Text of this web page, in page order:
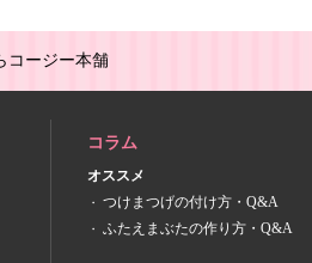
コージー本舗
コラム
オススメ
つけまつげの付け方・Q&A
ふたえまぶたの作り方・Q&A